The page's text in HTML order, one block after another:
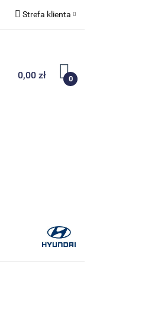
Strefa klienta
Zarejestruj się
Dodaj zgłoszenie
0,00 zł 0